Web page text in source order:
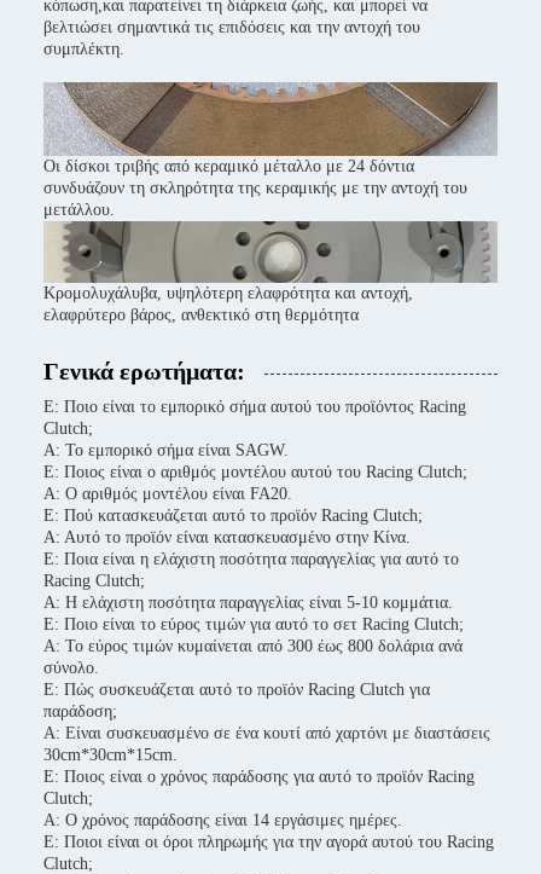
κόπωση,και παρατείνει τη διάρκεια ζωής, και μπορεί να
βελτιώσει σημαντικά τις επιδόσεις και την αντοχή του
συμπλέκτη.
Οι δίσκοι τριβής από κεραμικό μέταλλο με 24 δόντια
συνδυάζουν τη σκληρότητα της κεραμικής με την αντοχή του
μετάλλου.
Κρομολυχάλυβα, υψηλότερη ελαφρότητα και αντοχή,
ελαφρύτερο βάρος, ανθεκτικό στη θερμότητα
Γενικά ερωτήματα:
Ε: Ποιο είναι το εμπορικό σήμα αυτού του προϊόντος Racing
Clutch;
Α: Το εμπορικό σήμα είναι SAGW.
Ε: Ποιος είναι ο αριθμός μοντέλου αυτού του Racing Clutch;
Α: Ο αριθμός μοντέλου είναι FA20.
Ε: Πού κατασκευάζεται αυτό το προϊόν Racing Clutch;
Α: Αυτό το προϊόν είναι κατασκευασμένο στην Κίνα.
Ε: Ποια είναι η ελάχιστη ποσότητα παραγγελίας για αυτό το
Racing Clutch;
Α: Η ελάχιστη ποσότητα παραγγελίας είναι 5-10 κομμάτια.
Ε: Ποιο είναι το εύρος τιμών για αυτό το σετ Racing Clutch;
Α: Το εύρος τιμών κυμαίνεται από 300 έως 800 δολάρια ανά
σύνολο.
Ε: Πώς συσκευάζεται αυτό το προϊόν Racing Clutch για
παράδοση;
Α: Είναι συσκευασμένο σε ένα κουτί από χαρτόνι με διαστάσεις
30cm*30cm*15cm.
Ε: Ποιος είναι ο χρόνος παράδοσης για αυτό το προϊόν Racing
Clutch;
Α: Ο χρόνος παράδοσης είναι 14 εργάσιμες ημέρες.
Ε: Ποιοι είναι οι όροι πληρωμής για την αγορά αυτού του Racing
Clutch;